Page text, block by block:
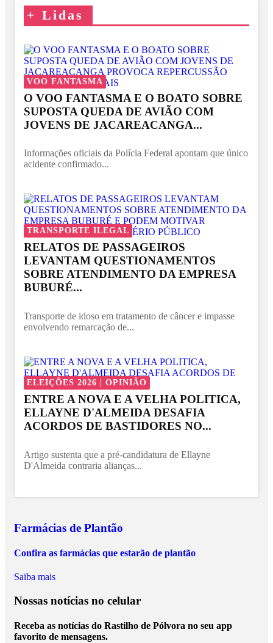
+ Lidas
VOO FANTASMA
O VOO FANTASMA E O BOATO SOBRE
SUPOSTA QUEDA DE AVIÃO COM
JOVENS DE JACAREACANGA...
Informações oficiais da Polícia Federal apontam que único
acidente confirmado...
TRANSPORTE ILEGAL
RELATOS DE PASSAGEIROS
LEVANTAM QUESTIONAMENTOS
SOBRE ATENDIMENTO DA EMPRESA
BUBURÉ...
Transporte de idoso em tratamento de câncer e impasse
envolvendo remarcação de...
ELEIÇÕES 2026 | OPINIÃO
ENTRE A NOVA E A VELHA POLITICA,
ELLAYNE D'ALMEIDA DESAFIA
ACORDOS DE BASTIDORES NO...
Artigo sustenta que a pré-candidatura de Ellayne
D'Almeida contraria alianças...
Farmácias de Plantão
Confira as farmácias que estarão de plantão
Saiba mais
Nossas notícias no celular
Receba as notícias do Rastilho de Pólvora no seu app
favorito de mensagens.